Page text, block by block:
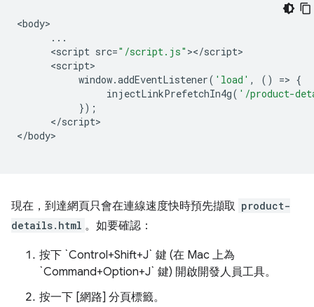
<body
...
<script src="/script.js" ></script
<script
window.addEventListener( 'load' , () => {
injectLinkPrefetchIn4g( '/product-
});
</script>
</body>
現在，到達網頁只會在連線速度快時預先擷取 product-
details.html 。如要確認：
按下 `Control+Shift+J` 鍵 (在 Mac 上為
`Command+Option+J` 鍵) 開啟開發人員工具。
按一下 [網路] 分頁標籤。